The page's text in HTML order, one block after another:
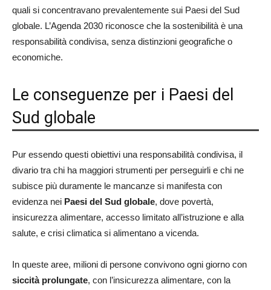
quali si concentravano prevalentemente sui Paesi del Sud
globale. L’Agenda 2030 riconosce che la sostenibilità è una
responsabilità condivisa, senza distinzioni geografiche o
economiche.
Le conseguenze per i Paesi del
Sud globale
Pur essendo questi obiettivi una responsabilità condivisa, il
divario tra chi ha maggiori strumenti per perseguirli e chi ne
subisce più duramente le mancanze si manifesta con
evidenza nei Paesi del Sud globale, dove povertà,
insicurezza alimentare, accesso limitato all’istruzione e alla
salute, e crisi climatica si alimentano a vicenda.
In queste aree, milioni di persone convivono ogni giorno con
siccità prolungate, con l’insicurezza alimentare, con la